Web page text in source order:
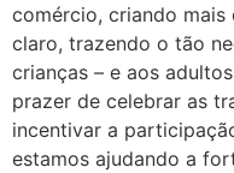
comércio, criando
claro, trazendo o tão
crianças – e aos
prazer de celebrar as
incentivar a
estamos ajudando a